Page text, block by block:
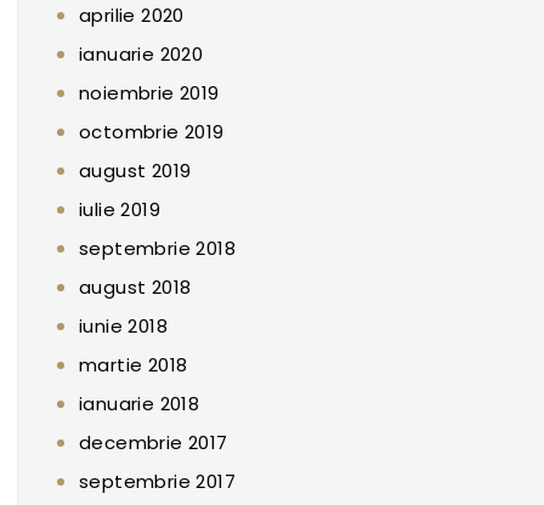
aprilie 2020
ianuarie 2020
noiembrie 2019
octombrie 2019
august 2019
iulie 2019
septembrie 2018
august 2018
iunie 2018
martie 2018
ianuarie 2018
decembrie 2017
septembrie 2017